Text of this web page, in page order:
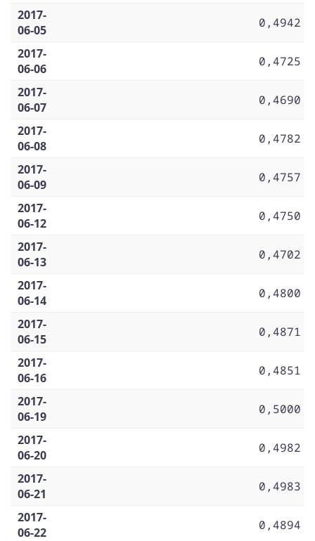
2017-
06-05
0,4942
2017-
06-06
0,4725
2017-
06-07
0,4690
2017-
06-08
0,4782
2017-
06-09
0,4757
2017-
06-12
0,4750
2017-
06-13
0,4702
2017-
06-14
0,4800
2017-
06-15
0,4871
2017-
06-16
0,4851
2017-
06-19
0,5000
2017-
06-20
0,4982
2017-
06-21
0,4983
2017-
06-22
0,4894